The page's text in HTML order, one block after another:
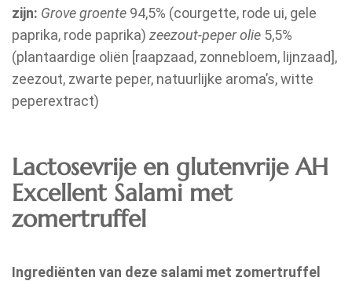
zijn: Grove groente 94,5% (courgette, rode ui, gele
paprika, rode paprika) zeezout-peper olie 5,5%
(plantaardige oliën [raapzaad, zonnebloem, lijnzaad],
zeezout, zwarte peper, natuurlijke aroma’s, witte
peperextract)
Lactosevrije en glutenvrije AH
Excellent Salami met
zomertruffel
Ingrediënten van deze salami met zomertruffel